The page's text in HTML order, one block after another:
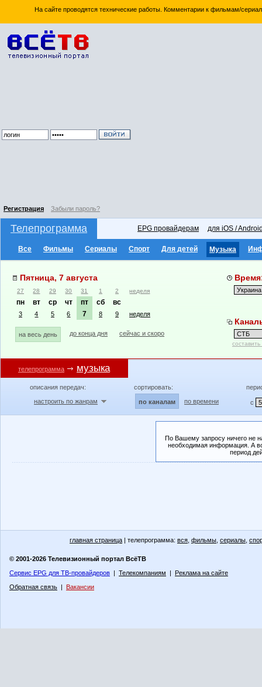
На сайте проводятся технические работы. Комментарии к фильмам/
Регистрация Забыли пароль?
Телепрограмма EPG провайдерам для iOS /
Все Фильмы Сериалы Спорт Для детей Музыка
Пятница, 7 августа
27 28 29 30 31 1 2 неделя
пн вт ср чт пт сб вс
3 4 5 6 7 8 9 неделя
на весь день до конца дня сейчас и скоро
телепрограмма музыка
описания передач:
настроить по жанрам
сортировать:
по каналам по времени с
По Вашему запросу ничего не
необходимая информация. А
период
главная страница | телепрограмма: вся фильмы сериалы
© 2001-2026 Телевизионный портал ВсёТВ
Сервис EPG для ТВ-провайдеров | Телекомпаниям | Реклама на сайте
Обратная связь | Вакансии